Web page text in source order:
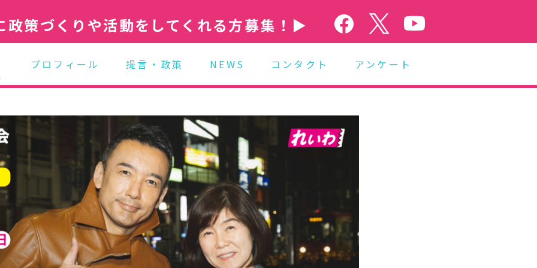
政策づくりや活動をしてくれる方募集！▶
プロフィール 提言・政策 NEWS コンタクト アンケート